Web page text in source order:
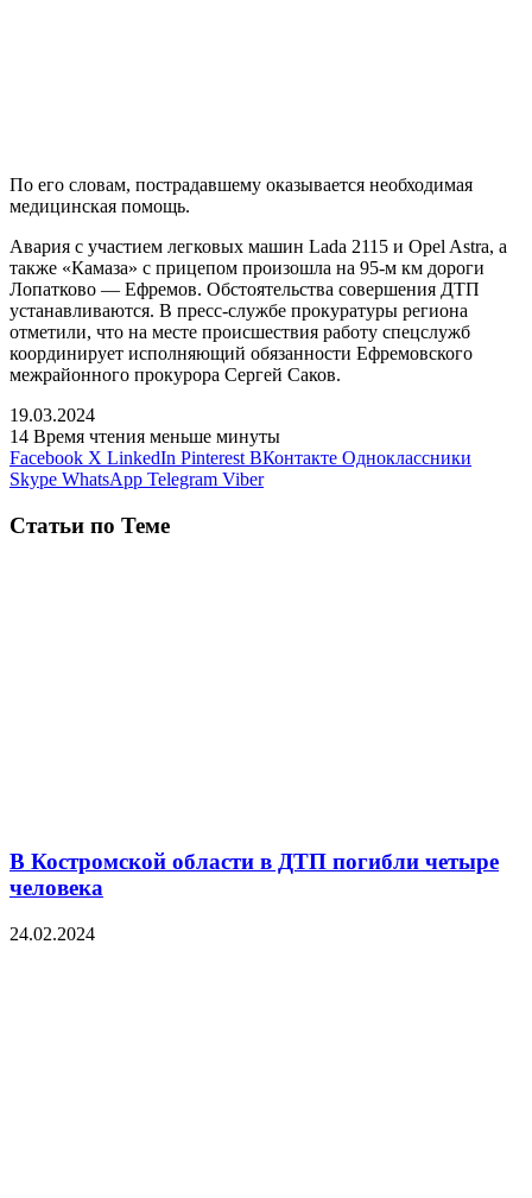
По его словам, пострадавшему оказывается необходимая
медицинская помощь.
Авария с участием легковых машин Lada 2115 и Opel Astra, а
также «Камаза» с прицепом произошла на 95-м км дороги
Лопатково — Ефремов. Обстоятельства совершения ДТП
устанавливаются. В пресс-службе прокуратуры региона
отметили, что на месте происшествия работу спецслужб
координирует исполняющий обязанности Ефремовского
межрайонного прокурора Сергей Саков.
19.03.2024
14 Время чтения меньше минуты
Facebook X LinkedIn Pinterest ВКонтакте Одноклассники
Skype WhatsApp Telegram Viber
Статьи по Теме
В Костромской области в ДТП погибли четыре
человека
24.02.2024